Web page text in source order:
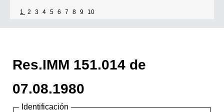
1 2 3 4 5 6 7 8 9 10
Res.IMM 151.014 de
07.08.1980
Identificación